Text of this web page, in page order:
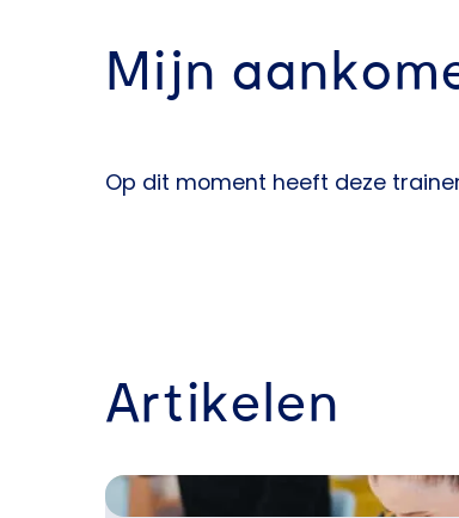
Mijn
Op dit moment heeft deze
Artikelen